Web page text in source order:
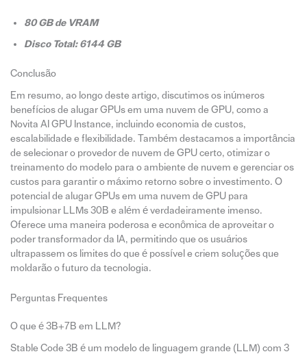
80 GB de VRAM
Disco Total: 6144 GB
Conclusão
Em resumo, ao longo deste artigo, discutimos os inúmeros
benefícios de alugar GPUs em uma nuvem de GPU, como a
Novita AI GPU Instance, incluindo economia de custos,
escalabilidade e flexibilidade. Também destacamos a importância
de selecionar o provedor de nuvem de GPU certo, otimizar o
treinamento do modelo para o ambiente de nuvem e gerenciar os
custos para garantir o máximo retorno sobre o investimento. O
potencial de alugar GPUs em uma nuvem de GPU para
impulsionar LLMs 30B e além é verdadeiramente imenso.
Oferece uma maneira poderosa e econômica de aproveitar o
poder transformador da IA, permitindo que os usuários
ultrapassem os limites do que é possível e criem soluções que
moldarão o futuro da tecnologia.
Perguntas Frequentes
O que é 3B+7B em LLM?
Stable Code 3B é um modelo de linguagem grande (LLM) com 3